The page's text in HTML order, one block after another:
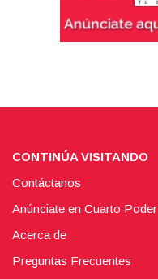
CONTINÚA VISITANDO
Contáctanos
Anúnciate en Cuarto Poder
Acerca de
Preguntas Frecuentes